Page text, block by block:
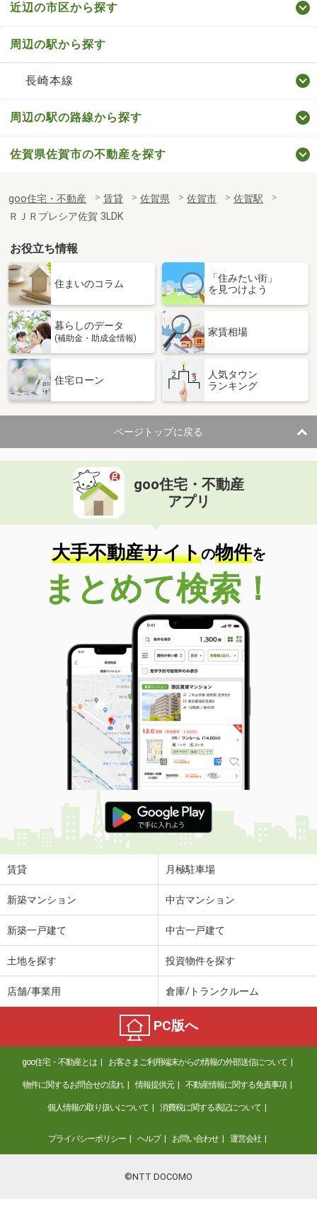
近辺の市区から探す
周辺の駅から探す
長崎本線
周辺の駅の路線から探す
佐賀県佐賀市の不動産を探す
goo住宅・不動産 賃貸 佐賀県 佐賀市
佐賀駅
ＲＪＲプレシア佐賀 3LDK
お役立ち情報
住まいのコラム
「住みたい街」
を見つけよう
暮らしのデータ
(補助金・助成金情報)
家賃相場
住宅ローン
人気タウン
ランキング
ページトップに戻る
goo住宅・不動産
アプリ
大手不動産サイトの物件を
まとめて検索！
賃貸 月極駐車場
新築マンション 中古マンション
新築一戸建て 中古一戸建て
土地を探す 投資物件を探す
店舗/事業用 倉庫/トランクルーム
PC版へ
goo住宅・不動産とは お客さまご利用端末からの情報の外部送信について
物件に関するお問合せの流れ 情報提供元 不動産情報に関する免責事項
個人情報の取り扱いについて 消費税に関する表記について
プライバシーポリシー ヘルプ お問い合わせ 運営会社
©NTT DOCOMO